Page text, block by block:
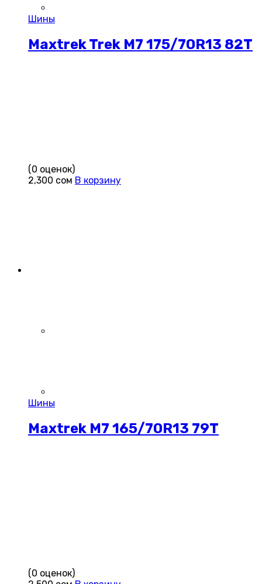
Шины
Maxtrek Trek M7 175/70R13 82T
(0 оценок)
2,300 сом В корзину
Шины
Maxtrek M7 165/70R13 79T
(0 оценок)